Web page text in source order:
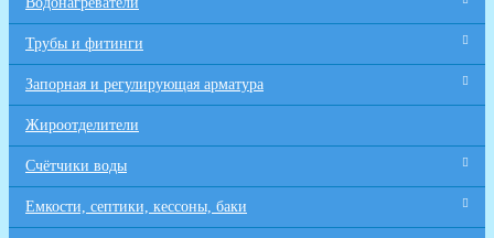
Трубы и фитинги
Запорная и регулирующая арматура
Жироотделители
Счётчики воды
Емкости, септики, кессоны, баки